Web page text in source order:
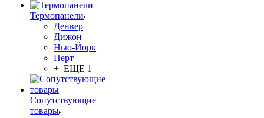
Термопанели
Денвер
Дижон
Нью-Йорк
Перт
+ ЕЩЕ 1
Сопутствующие
товары